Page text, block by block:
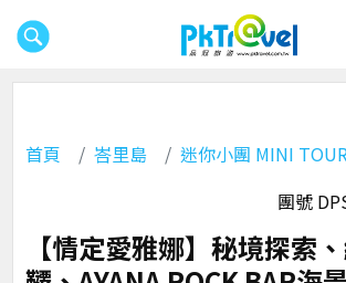
首頁 峇里島
迷你小團 MINI
團號
【情定愛雅娜】秘境探索